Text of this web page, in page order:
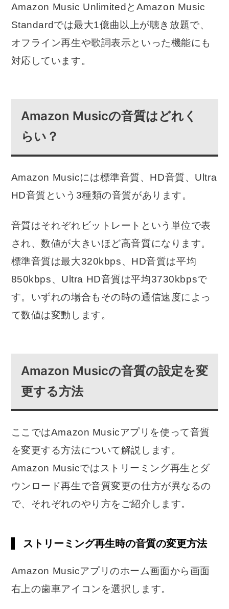
Amazon Music UnlimitedとAmazon Music
Standardでは最大1億曲以上が聴き放題で、
オフライン再生や歌詞表示といった機能にも
対応しています。
Amazon Musicの音質はどれく
らい？
Amazon Musicには標準音質、HD音質、Ultra
HD音質という3種類の音質があります。
音質はそれぞれビットレートという単位で表
され、数値が大きいほど高音質になります。
標準音質は最大320kbps、HD音質は平均
850kbps、Ultra HD音質は平均3730kbpsで
す。いずれの場合もその時の通信速度によっ
て数値は変動します。
Amazon Musicの音質の設定を変
更する方法
ここではAmazon Musicアプリを使って音質
を変更する方法について解説します。
Amazon Musicではストリーミング再生とダ
ウンロード再生で音質変更の仕方が異なるの
で、それぞれのやり方をご紹介します。
ストリーミング再生時の音質の変更方法
Amazon Musicアプリのホーム画面から画面
右上の歯車アイコンを選択します。